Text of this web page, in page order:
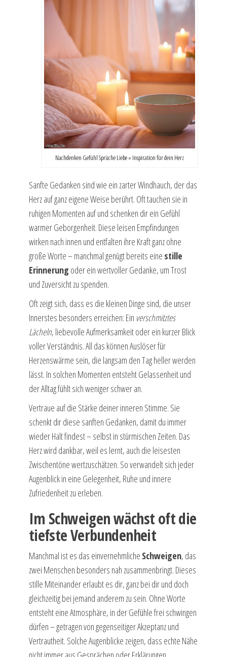
Nachdenken Gefühl Sprüche Liebe » Inspiration für dein Herz
Sanfte Gedanken sind wie ein zarter Windhauch, der das
Herz auf ganz eigene Weise berührt. Oft tauchen sie in
ruhigen Momenten auf und schenken dir ein Gefühl
warmer Geborgenheit. Diese leisen Empfindungen
wirken nach innen und entfalten ihre Kraft ganz ohne
große Worte – manchmal genügt bereits eine stille
Erinnerung oder ein wertvoller Gedanke, um Trost
und Zuversicht zu spenden.
Oft zeigt sich, dass es die kleinen Dinge sind, die unser
Innerstes besonders erreichen: Ein verschmitztes
Lächeln, liebevolle Aufmerksamkeit oder ein kurzer Blick
voller Verständnis. All das können Auslöser für
Herzenswärme sein, die langsam den Tag heller werden
lässt. In solchen Momenten entsteht Gelassenheit und
der Alltag fühlt sich weniger schwer an.
Vertraue auf die Stärke deiner inneren Stimme. Sie
schenkt dir diese sanften Gedanken, damit du immer
wieder Halt findest – selbst in stürmischen Zeiten. Das
Herz wird dankbar, weil es lernt, auch die leisesten
Zwischentöne wertzuschätzen. So verwandelt sich jeder
Augenblick in eine Gelegenheit, Ruhe und innere
Zufriedenheit zu erleben.
Im Schweigen wächst oft die
tiefste Verbundenheit
Manchmal ist es das einvernehmliche Schweigen, das
zwei Menschen besonders nah zusammenbringt. Dieses
stille Miteinander erlaubt es dir, ganz bei dir und doch
gleichzeitig bei jemand anderem zu sein. Ohne Worte
entsteht eine Atmosphäre, in der Gefühle frei schwingen
dürfen – getragen von gegenseitiger Akzeptanz und
Vertrautheit. Solche Augenblicke zeigen, dass echte Nähe